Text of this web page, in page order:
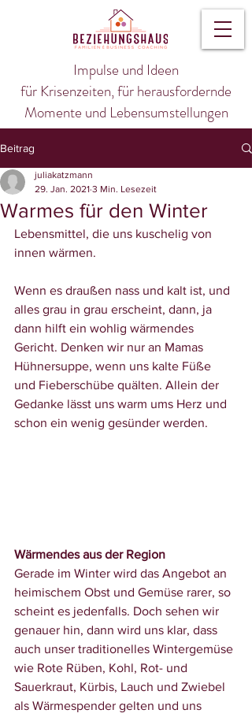
Impulse und Ideen
für Krisenzeiten, für herausfordernde
Momente und Lebensumstellungen
Beitrag
Warmes für den Winter
juliakatzmann
29. Jan. 2021 3 Min. Lesezeit
Lebensmittel, die uns kuschelig von
innen wärmen.
Wenn es draußen nass und kalt ist, und
alles grau in grau erscheint, dann, ja
dann hilft ein wohlig wärmendes
Gericht. Denken wir nur an Mamas
Hühnersuppe, wenn uns kalte Füße
und Fieberschübe quälten. Allein der
Gedanke lässt uns warm ums Herz und
schon ein wenig gesünder werden.
Wärmendes aus der Region
Gerade im Winter wird das Angebot an
heimischem Obst und Gemüse rarer, so
scheint es jedenfalls. Doch sehen wir
genauer hin, dann wird uns klar, dass
auch unser traditionelles Wintergemüse
wie Rote Rüben, Kohl, Rot- und
Sauerkraut, Kürbis, Lauch und Zwiebel
als Wärmespender gelten und uns